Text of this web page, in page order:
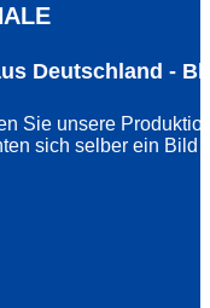
Deutschland -
Sie unsere
sich selber ein